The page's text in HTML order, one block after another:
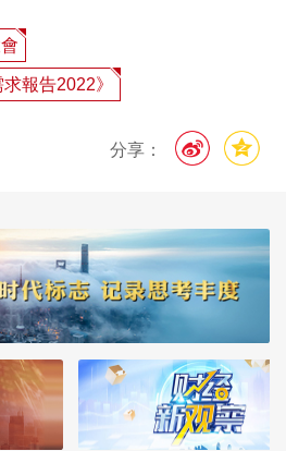
報告2022》
分享：